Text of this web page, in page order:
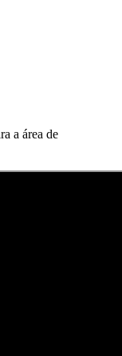
a área de